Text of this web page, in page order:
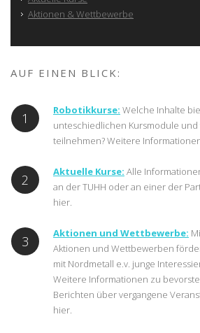
Aktionen & Wettbewerbe
AUF EINEN BLICK:
1 Robotikkurse: Welche Inhalte
unteschiedlichen Kursmodule und
teilnehmen? Weitere
2 Aktuelle Kurse: Alle
an der TUHH oder an einer der
hier.
3 Aktionen und Wettbewerbe:
Aktionen und Wettbewerben
mit Nordmetall e.v. junge
Weitere Informationen zu
Berichten über vergangene
hier.